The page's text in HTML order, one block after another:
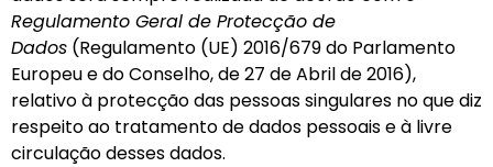
Regulamento Geral de Protecção de
Dados (Regulamento (UE) 2016/679 do Parlamento
Europeu e do Conselho, de 27 de Abril de 2016),
relativo à protecção das pessoas singulares no que diz
respeito ao tratamento de dados pessoais e à livre
circulação desses dados.